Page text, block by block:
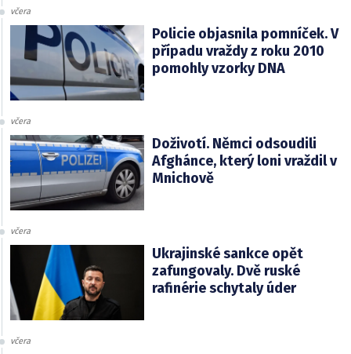
včera
Policie objasnila pomníček. V
případu vraždy z roku 2010
pomohly vzorky DNA
včera
Doživotí. Němci odsoudili
Afghánce, který loni vraždil v
Mnichově
včera
Ukrajinské sankce opět
zafungovaly. Dvě ruské
rafinérie schytaly úder
včera